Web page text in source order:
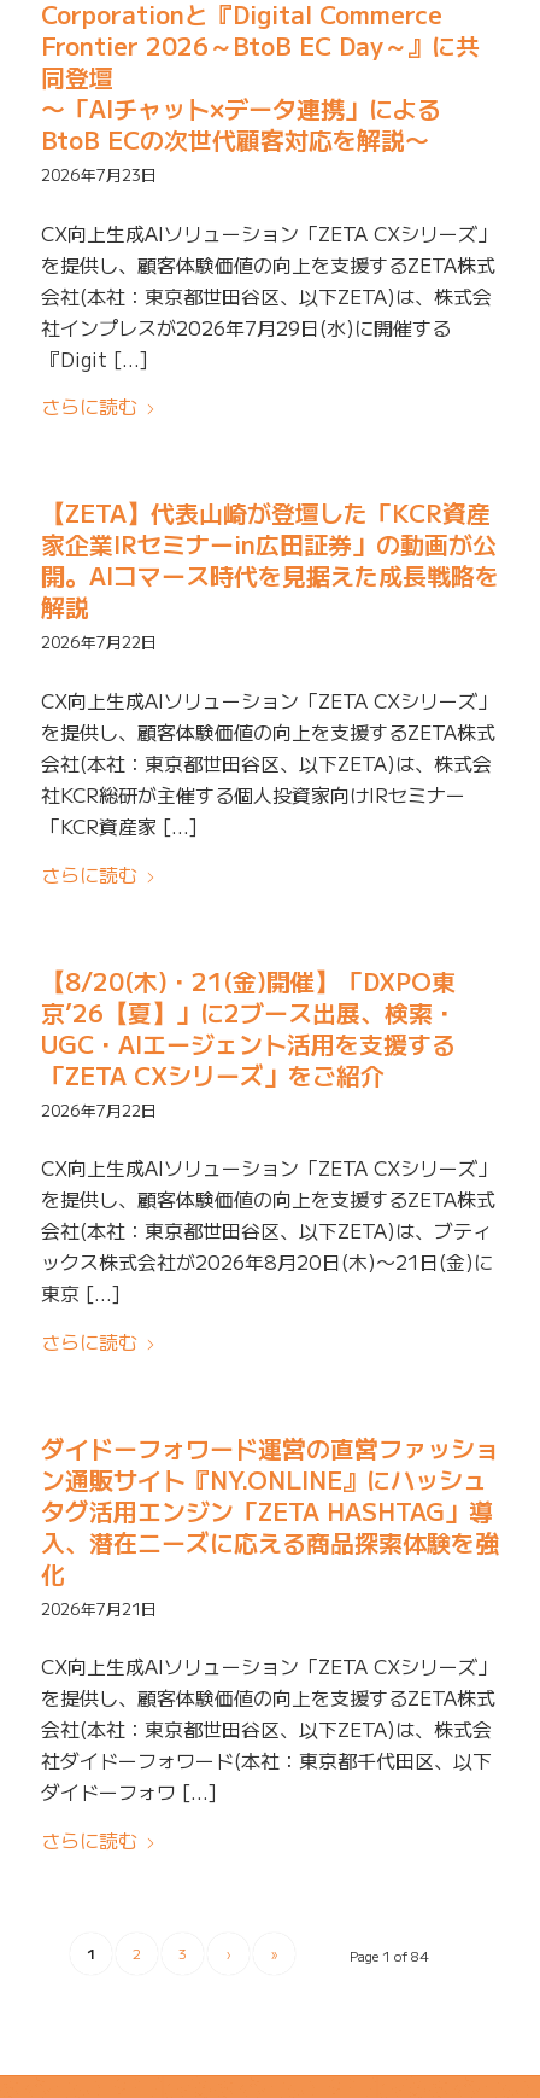
Corporationと『Digital Commerce
Frontier 2026～BtoB EC Day～』に共
同登壇
〜「AIチャット×データ連携」による
BtoB ECの次世代顧客対応を解説〜
2026年7月23日
CX向上生成AIソリューション「ZETA CXシリーズ」
を提供し、顧客体験価値の向上を支援するZETA株式
会社(本社：東京都世田谷区、以下ZETA)は、株式会
社インプレスが2026年7月29日(水)に開催する
『Digit […]
さらに読む
【ZETA】代表山崎が登壇した「KCR資産
家企業IRセミナーin広田証券」の動画が公
開。AIコマース時代を見据えた成長戦略を
解説
2026年7月22日
CX向上生成AIソリューション「ZETA CXシリーズ」
を提供し、顧客体験価値の向上を支援するZETA株式
会社(本社：東京都世田谷区、以下ZETA)は、株式会
社KCR総研が主催する個人投資家向けIRセミナー
「KCR資産家 […]
さらに読む
【8/20(木)・21(金)開催】「DXPO東
京’26【夏】」に2ブース出展、検索・
UGC・AIエージェント活用を支援する
「ZETA CXシリーズ」をご紹介
2026年7月22日
CX向上生成AIソリューション「ZETA CXシリーズ」
を提供し、顧客体験価値の向上を支援するZETA株式
会社(本社：東京都世田谷区、以下ZETA)は、ブティ
ックス株式会社が2026年8月20日(木)〜21日(金)に
東京 […]
さらに読む
ダイドーフォワード運営の直営ファッショ
ン通販サイト『NY.ONLINE』にハッシュ
タグ活用エンジン「ZETA HASHTAG」導
入、潜在ニーズに応える商品探索体験を強
化
2026年7月21日
CX向上生成AIソリューション「ZETA CXシリーズ」
を提供し、顧客体験価値の向上を支援するZETA株式
会社(本社：東京都世田谷区、以下ZETA)は、株式会
社ダイドーフォワード(本社：東京都千代田区、以下
ダイドーフォワ […]
さらに読む
Page 1 of 84
1 2 3 › »